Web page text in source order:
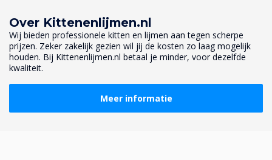
Over Kittenenlijmen.nl
Wij bieden professionele kitten en lijmen aan tegen scherpe
prijzen. Zeker zakelijk gezien wil jij de kosten zo laag mogelijk
houden. Bij Kittenenlijmen.nl betaal je minder, voor dezelfde
kwaliteit.
Meer informatie